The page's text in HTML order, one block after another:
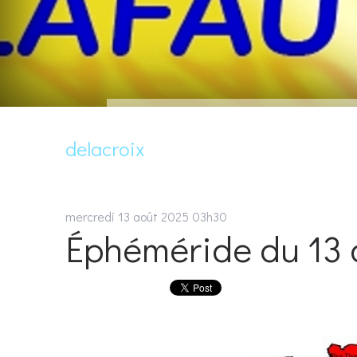
delacroix
mercredi 13 août 2025 03h30
Éphéméride du 13